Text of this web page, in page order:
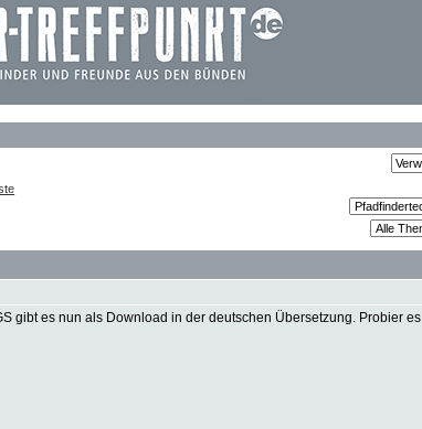
gibt es nun als Download in der deutschen Übersetzung. Probier es